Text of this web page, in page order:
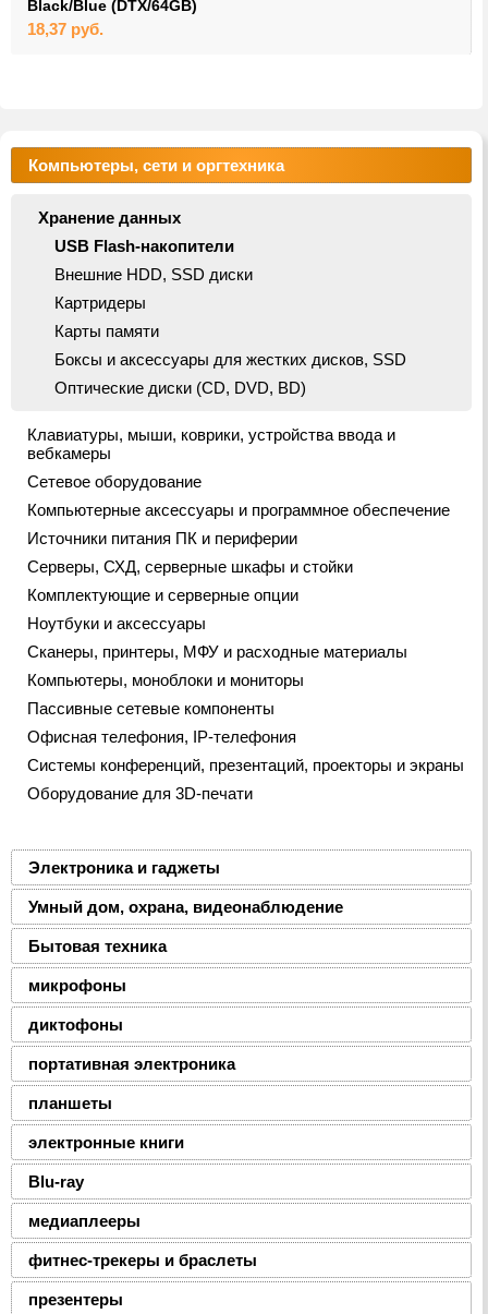
Black/Blue (DTX/64GB)
18,37 руб.
Компьютеры, сети и оргтехника
Хранение данных
USB Flash-накопители
Внешние HDD, SSD диски
Картридеры
Карты памяти
Боксы и аксессуары для жестких дисков, SSD
Оптические диски (CD, DVD, BD)
Клавиатуры, мыши, коврики, устройства ввода и
вебкамеры
Сетевое оборудование
Компьютерные аксессуары и программное обеспечение
Источники питания ПК и периферии
Серверы, СХД, серверные шкафы и стойки
Комплектующие и серверные опции
Ноутбуки и аксессуары
Сканеры, принтеры, МФУ и расходные материалы
Компьютеры, моноблоки и мониторы
Пассивные сетевые компоненты
Офисная телефония, IP-телефония
Системы конференций, презентаций, проекторы и экраны
Оборудование для 3D-печати
Электроника и гаджеты
Умный дом, охрана, видеонаблюдение
Бытовая техника
микрофоны
диктофоны
портативная электроника
планшеты
электронные книги
Blu-ray
медиаплееры
фитнес-трекеры и браслеты
презентеры